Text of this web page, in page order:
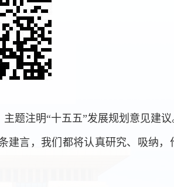
题注明“十五五”发展规划意见建议
建言，我们都将认真研究、吸纳，